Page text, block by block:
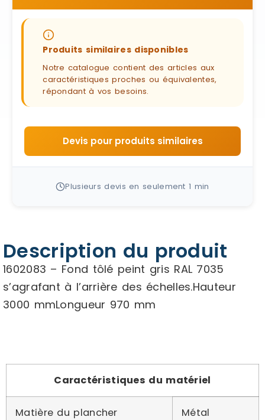
Produits similaires disponibles
Notre catalogue contient des articles aux
caractéristiques proches ou équivalentes,
répondant à vos besoins.
Devis pour produits similaires
Plusieurs devis en seulement 1 min
Description du produit
1602083 – Fond tôlé peint gris RAL 7035
s’agrafant à l’arrière des échelles.Hauteur
3000 mmLongueur 970 mm
Caractéristiques du matériel
Matière du plancher Métal